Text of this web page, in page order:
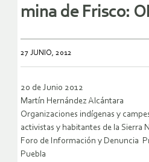
mina de Frisco:
27 JUNIO, 2012
20 de Junio 2012
Martín Hernández Alcántara
Organizaciones indígenas y
activistas y habitantes de la Sierra
Foro de Información y Denuncia
Puebla